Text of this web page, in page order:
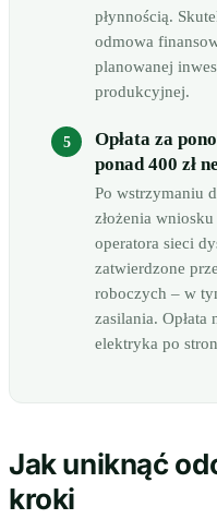
płynnością.
odmowa
planowanej
produkcyjnej.
Opłata za
ponad 400 zł
Po wstrzymaniu
złożenia
operatora sieci
zatwierdzone
roboczych – w
zasilania.
elektryka po
Jak uniknąć
kroki